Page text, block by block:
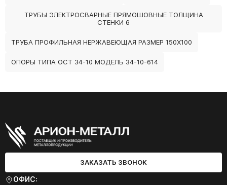
ТРУБЫ ЭЛЕКТРОСВАРНЫЕ ПРЯМОШОВНЫЕ ТОЛЩИНА
СТЕНКИ 6
ТРУБА ПРОФИЛЬНАЯ НЕРЖАВЕЮЩАЯ РАЗМЕР 150Х100
ОПОРЫ ТИПА ОСТ 34-10 МОДЕЛЬ 34-10-614
ЗАКАЗАТЬ ЗВОНОК
ОФИС: